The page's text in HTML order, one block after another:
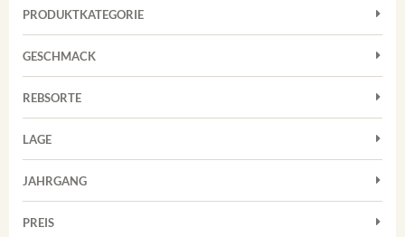
PRODUKTKATEGORIE
Rotwein
GESCHMACK
Trocken
REBSORTE
Auxerrois
Frühburgunder
LAGE
Nimburg-Bottinger Steingrube
JAHRGANG
PREIS